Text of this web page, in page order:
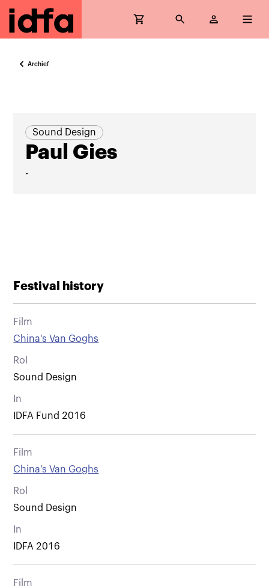
Archief
Sound Design
Paul Gies
-
Festival history
Film
China's Van Goghs
Rol
Sound Design
In
IDFA Fund 2016
Film
China's Van Goghs
Rol
Sound Design
In
IDFA 2016
Film